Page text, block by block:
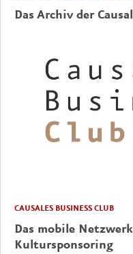
Das Archiv der
CAUSALES BUSINESS CLUB
Das mobile
Kultursponsoring